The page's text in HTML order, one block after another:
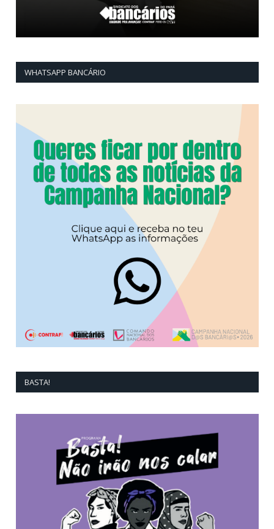
WHATSAPP BANCÁRIO
BASTA!